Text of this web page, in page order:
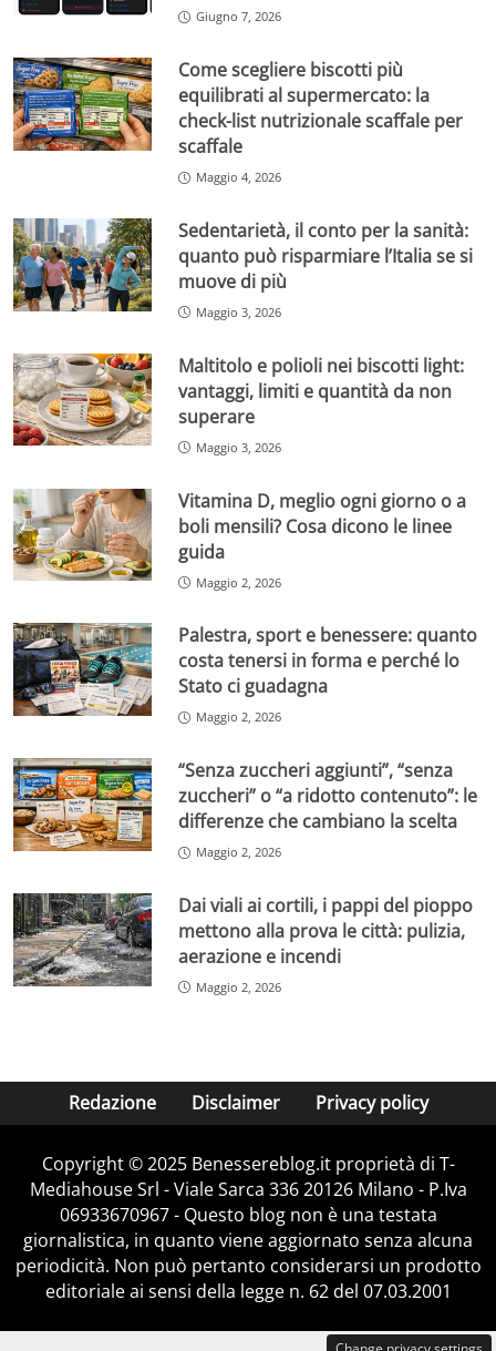
Giugno 7, 2026
Come scegliere biscotti più
equilibrati al supermercato: la
check-list nutrizionale scaffale per
scaffale
Maggio 4, 2026
Sedentarietà, il conto per la sanità:
quanto può risparmiare l’Italia se si
muove di più
Maggio 3, 2026
Maltitolo e polioli nei biscotti light:
vantaggi, limiti e quantità da non
superare
Maggio 3, 2026
Vitamina D, meglio ogni giorno o a
boli mensili? Cosa dicono le linee
guida
Maggio 2, 2026
Palestra, sport e benessere: quanto
costa tenersi in forma e perché lo
Stato ci guadagna
Maggio 2, 2026
“Senza zuccheri aggiunti”, “senza
zuccheri” o “a ridotto contenuto”: le
differenze che cambiano la scelta
Maggio 2, 2026
Dai viali ai cortili, i pappi del pioppo
mettono alla prova le città: pulizia,
aerazione e incendi
Maggio 2, 2026
Redazione Disclaimer Privacy policy
Copyright © 2025 Benessereblog.it proprietà di T-
Mediahouse Srl - Viale Sarca 336 20126 Milano - P.Iva
06933670967 - Questo blog non è una testata
giornalistica, in quanto viene aggiornato senza alcuna
periodicità. Non può pertanto considerarsi un prodotto
editoriale ai sensi della legge n. 62 del 07.03.2001